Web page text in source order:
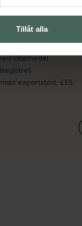
Tillåt alla
in gammal medicin
läkemedel
expertstöd, EES